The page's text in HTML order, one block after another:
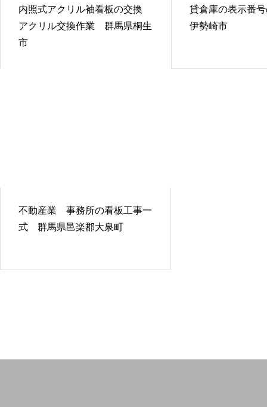
内照式アクリル袖看板の交換
アクリル交換作業 群馬県桐生
市
貸倉庫の表示番
伊勢崎市
不動産業 事務所の看板工事一
式 群馬県邑楽郡大泉町